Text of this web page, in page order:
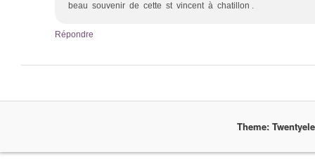
beau souvenir de cette st vincent à chatillon .
Répondre
Theme: